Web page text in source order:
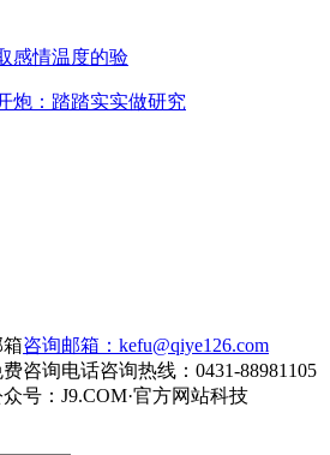
感情温度的验
炮：踏踏实实做研究
咨询邮箱：kefu@qiye126.com
咨询热线：0431-88981105
号：J9.COM·官方网站科技